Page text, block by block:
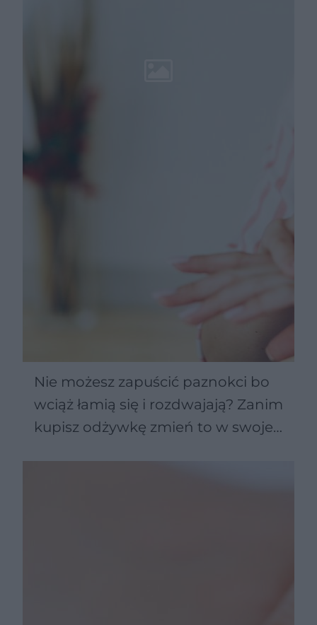
Nie możesz zapuścić paznokci bo
wciąż łamią się i rozdwajają? Zanim
kupisz odżywkę zmień to w swojej